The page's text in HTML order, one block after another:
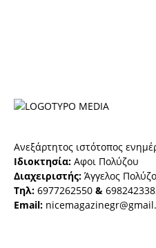
Ανεξάρτητος ιστότοπος
Ιδιοκτησία: Αφοι Πολύζου
Διαχειριστής: Άγγελος
Τηλ: 6977262550 &
Email: